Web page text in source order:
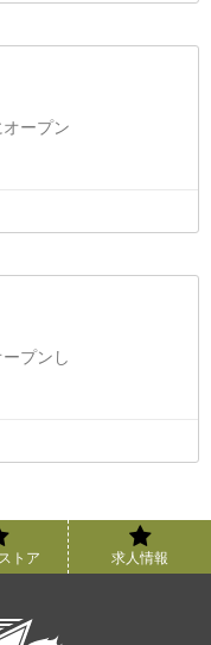
ープン
プンし
トア 求人情報